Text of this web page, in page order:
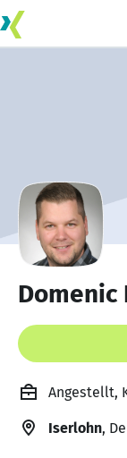
Domenic
Angestellt,
Iserlohn,